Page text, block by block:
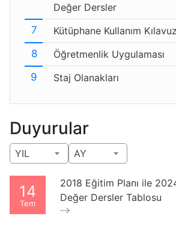
Değer Dersler
Kütüphane Kullanım
Öğretmenlik Uygulaması
Staj Olanakları
Duyurular
YIL AY
14
Tem
2018 Eğitim Planı ile
Değer Dersler Tablosu